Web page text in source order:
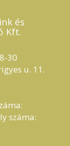
és
Kft.​
30
u. 11.
száma: